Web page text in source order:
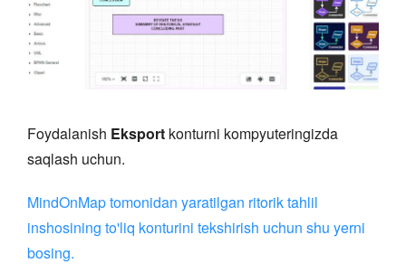
Foydalanish Eksport konturni kompyuteringizda
saqlash uchun.
MindOnMap tomonidan yaratilgan ritorik tahlil
inshosining to'liq konturini tekshirish uchun shu yerni
bosing.